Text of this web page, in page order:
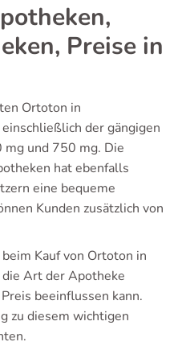
Preise in
Ortoton in
der gängigen
und 750 mg. Die
hat ebenfalls
eine bequeme
Kunden zusätzlich von
Kauf von Ortoton in
Art der Apotheke
beeinflussen kann.
zu diesem wichtigen